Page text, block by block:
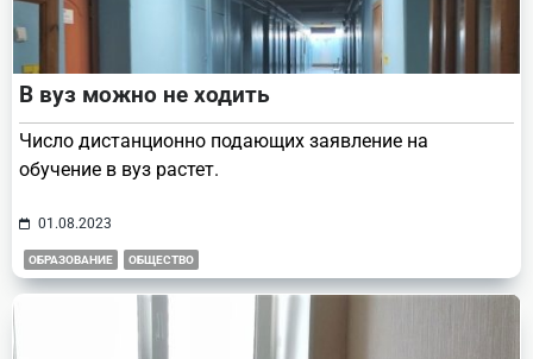
В вуз можно не ходить
Число дистанционно подающих заявление на
обучение в вуз растет.
01.08.2023
ОБРАЗОВАНИЕ ОБЩЕСТВО